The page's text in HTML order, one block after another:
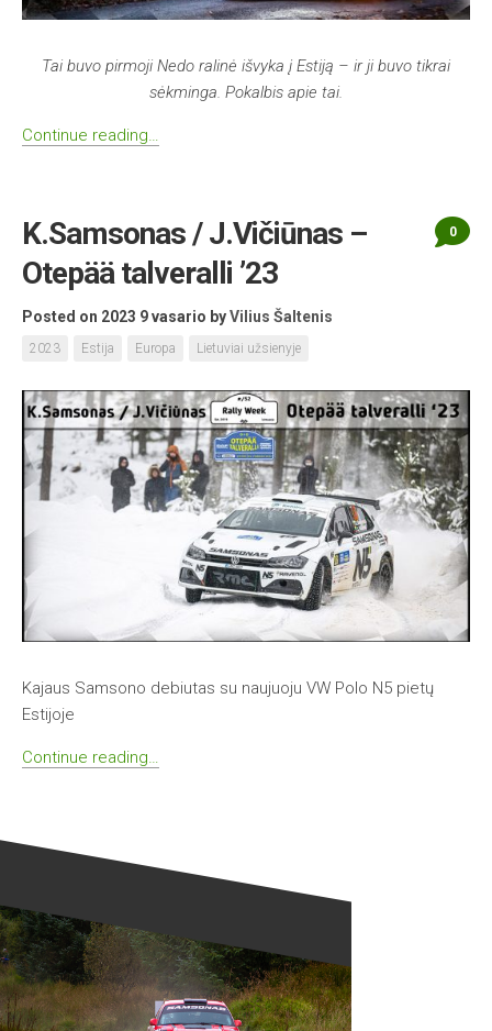
Tai buvo pirmoji Nedo ralinė išvyka į Estiją – ir ji buvo tikrai
sėkminga. Pokalbis apie tai.
Continue reading…
K.Samsonas / J.Vičiūnas –
Otepää talveralli ’23
Posted on 2023 9 vasario byVilius Šaltenis
2023 Estija Europa Lietuviai užsienyje
0
Kajaus Samsono debiutas su naujuoju VW Polo N5 pietų
Estijoje
Continue reading…